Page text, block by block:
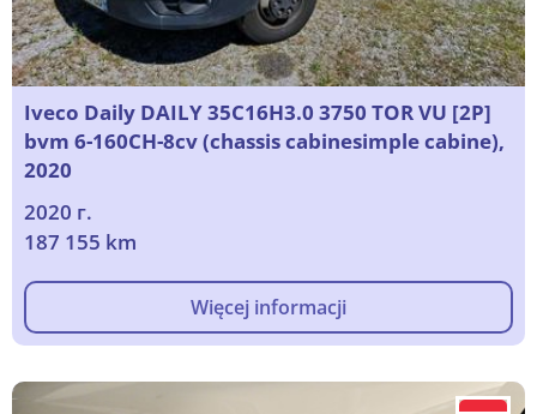
Iveco Daily DAILY 35C16H3.0 3750 TOR VU [2P]
bvm 6-160CH-8cv (chassis cabinesimple cabine),
2020
2020 г.
187 155 km
Więcej informacji